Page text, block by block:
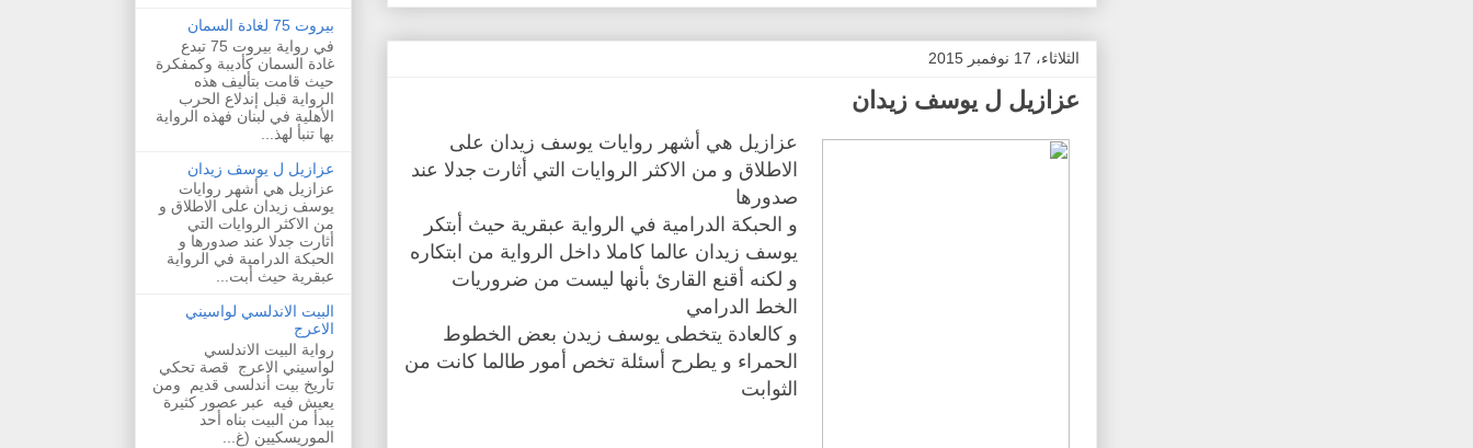
الثلاثاء، 17 نوفمبر 2015
عزازيل ل يوسف زيدان
عزازيل هي أشهر روايات يوسف زيدان على
الاطلاق و من الاكثر الروايات التي أثارت جدلا عند
صدورها
و الحبكة الدرامية في الرواية عبقرية حيث أبتكر
يوسف زيدان عالما كاملا داخل الرواية من ابتكاره
و لكنه أقنع القارئ بأنها ليست من ضروريات
الخط الدرامي
و كالعادة يتخطى يوسف زيدن بعض الخطوط
الحمراء و يطرح أسئلة تخص أمور طالما كانت من
الثوابت
بيروت 75 لغادة السمان
في رواية بيروت 75 تبدع
غادة السمان كأديبة وكمفكرة
حيث قامت بتأليف هذه
الرواية قبل إندلاع الحرب
الأهلية في لبنان فهذه الرواية
بها تنبأ لهذ...
عزازيل ل يوسف زيدان
عزازيل هي أشهر روايات
يوسف زيدان على الاطلاق و
من الاكثر الروايات التي
أثارت جدلا عند صدورها و
الحبكة الدرامية في الرواية
عبقرية حيث أبت...
البيت الاندلسي لواسيني
الاعرج
رواية البيت الاندلسي
لواسيني الاعرج قصة تحكي
تاريخ بيت أندلسى قديم ومن
يعيش فيه عبر عصور كثيرة
يبدأ من البيت بناه أحد
الموريسكيين (غ...